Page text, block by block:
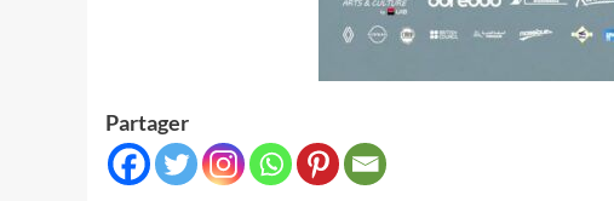
Partager